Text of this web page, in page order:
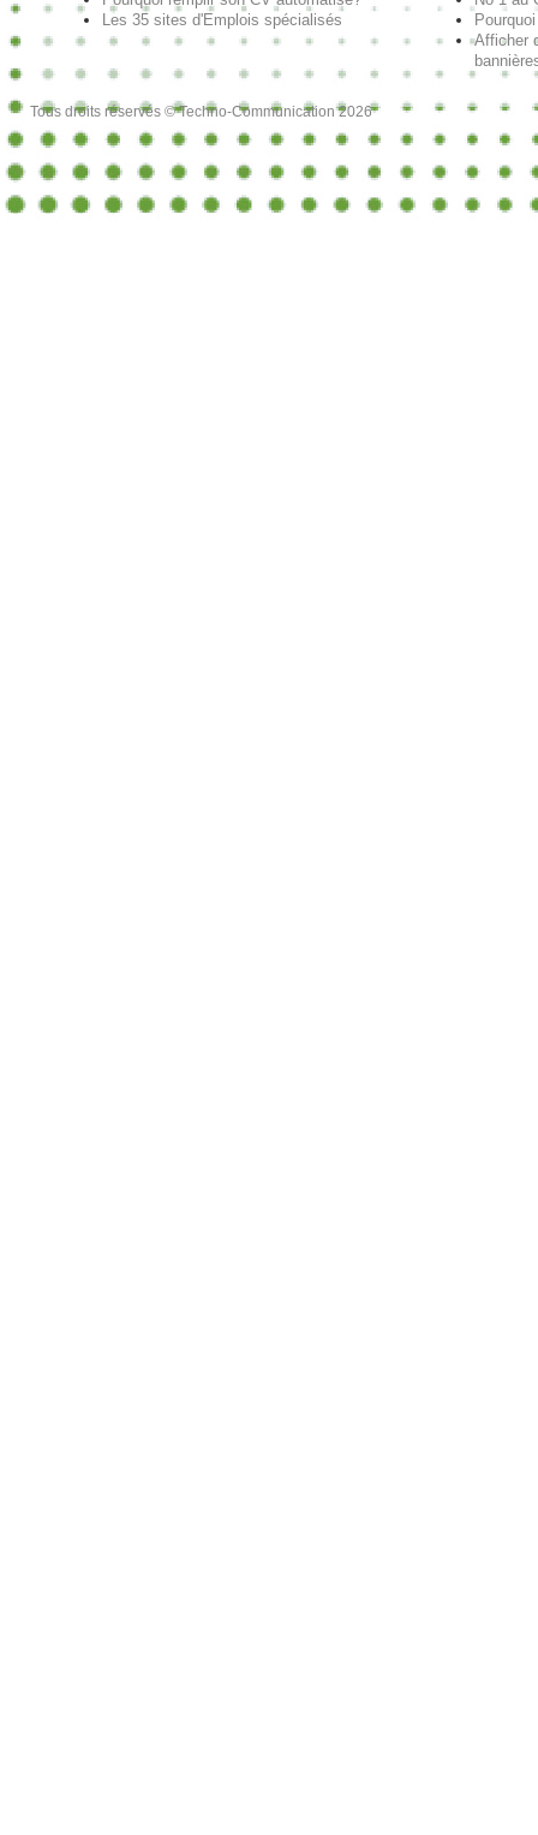
Les 35 sites d'Emplois spécialisés
Afficher
Tous droits réservés © Techno-Communication 2026